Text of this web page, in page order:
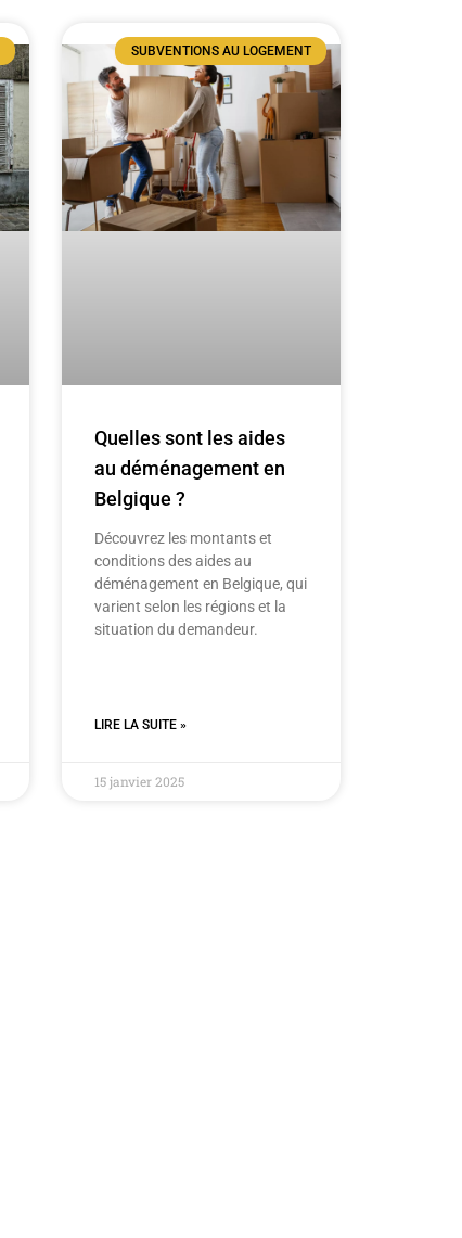
SUBVENTIONS AU LOGEMENT
Quelles sont les aides
au déménagement en
Belgique ?
Découvrez les montants et
conditions des aides au
déménagement en Belgique, qui
varient selon les régions et la
situation du demandeur.
LIRE LA SUITE »
15 janvier 2025